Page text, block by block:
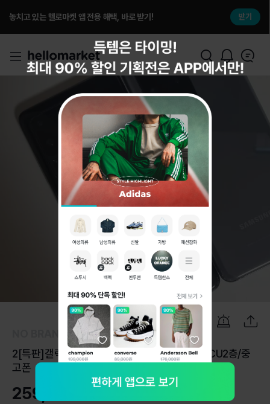
놓치고 있는 헬로마켓 앱 전용 해택, 바로 받기! 받기
1 / 6
2[특판]갤럭시S20울트라상태A급!김포/풍무역CU2층/중
고폰
259,000원